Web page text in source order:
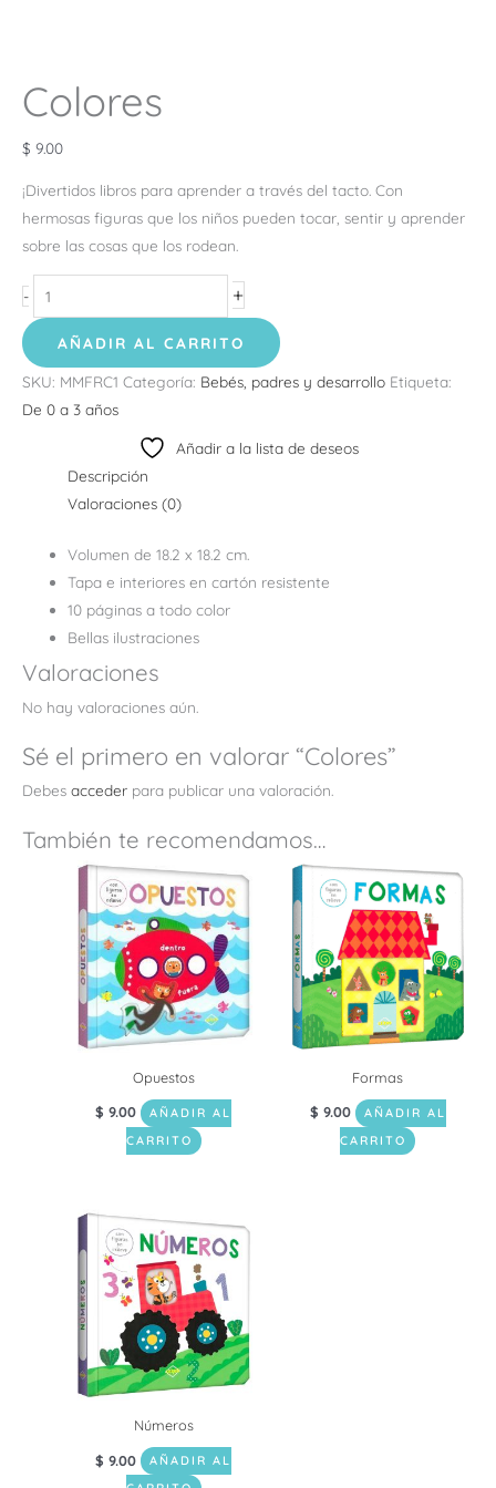
Colores
$ 9.00
¡Divertidos libros para aprender a través del tacto. Con
hermosas figuras que los niños pueden tocar, sentir y aprender
sobre las cosas que los rodean.
- +
AÑADIR AL CARRITO
SKU: MMFRC1 Categoría: Bebés, padres y desarrollo Etiqueta:
De 0 a 3 años
Añadir a la lista de deseos
Descripción
Valoraciones (0)
Volumen de 18.2 x 18.2 cm.
Tapa e interiores en cartón resistente
10 páginas a todo color
Bellas ilustraciones
Valoraciones
No hay valoraciones aún.
Sé el primero en valorar “Colores”
Debes acceder para publicar una valoración.
También te recomendamos…
Opuestos
$ 9.00
AÑADIR AL
CARRITO
Formas
$ 9.00
AÑADIR AL
CARRITO
Números
$ 9.00
AÑADIR AL